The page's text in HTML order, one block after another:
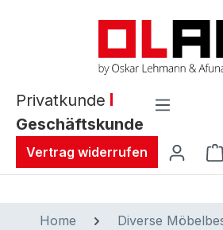
Privatkunde
Geschäftskunde
Vertrag widerrufen
Home Diverse